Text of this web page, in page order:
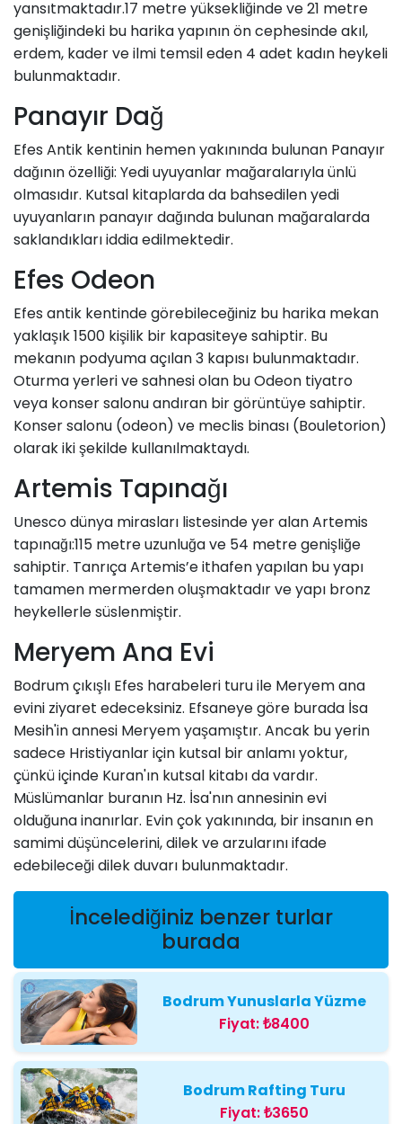
yansıtmaktadır.17 metre yüksekliğinde ve 21 metre
genişliğindeki bu harika yapının ön cephesinde akıl,
erdem, kader ve ilmi temsil eden 4 adet kadın heykeli
bulunmaktadır.
Panayır Dağ
Efes Antik kentinin hemen yakınında bulunan Panayır
dağının özelliği: Yedi uyuyanlar mağaralarıyla ünlü
olmasıdır. Kutsal kitaplarda da bahsedilen yedi
uyuyanların panayır dağında bulunan mağaralarda
saklandıkları iddia edilmektedir.
Efes Odeon
Efes antik kentinde görebileceğiniz bu harika mekan
yaklaşık 1500 kişilik bir kapasiteye sahiptir. Bu
mekanın podyuma açılan 3 kapısı bulunmaktadır.
Oturma yerleri ve sahnesi olan bu Odeon tiyatro
veya konser salonu andıran bir görüntüye sahiptir.
Konser salonu (odeon) ve meclis binası (Bouletorion)
olarak iki şekilde kullanılmaktaydı.
Artemis Tapınağı
Unesco dünya mirasları listesinde yer alan Artemis
tapınağı:115 metre uzunluğa ve 54 metre genişliğe
sahiptir. Tanrıça Artemis’e ithafen yapılan bu yapı
tamamen mermerden oluşmaktadır ve yapı bronz
heykellerle süslenmiştir.
Meryem Ana Evi
Bodrum çıkışlı Efes harabeleri turu ile Meryem ana
evini ziyaret edeceksiniz. Efsaneye göre burada İsa
Mesih'in annesi Meryem yaşamıştır. Ancak bu yerin
sadece Hristiyanlar için kutsal bir anlamı yoktur,
çünkü içinde Kuran'ın kutsal kitabı da vardır.
Müslümanlar buranın Hz. İsa'nın annesinin evi
olduğuna inanırlar. Evin çok yakınında, bir insanın en
samimi düşüncelerini, dilek ve arzularını ifade
edebileceği dilek duvarı bulunmaktadır.
İncelediğiniz benzer turlar
burada
Bodrum Yunuslarla Yüzme
Fiyat:₺8400
Bodrum Rafting Turu
Fiyat:₺3650